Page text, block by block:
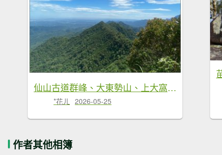
仙山古道群峰、大東勢山、上大窩山 O型縱走
*花ㄦ 2026-05-25
作者其他相簿